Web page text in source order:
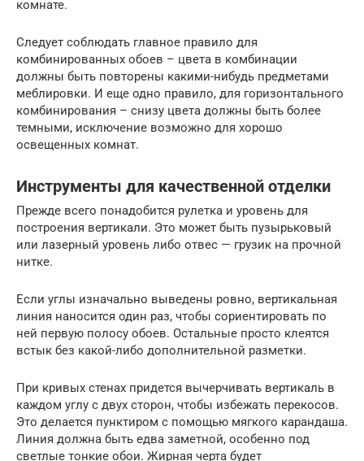
комнате.
Следует соблюдать главное правило для
комбинированных обоев – цвета в комбинации
должны быть повторены какими-нибудь предметами
меблировки. И еще одно правило, для горизонтального
комбинирования – снизу цвета должны быть более
темными, исключение возможно для хорошо
освещенных комнат.
Инструменты для качественной отделки
Прежде всего понадобится рулетка и уровень для
построения вертикали. Это может быть пузырьковый
или лазерный уровень либо отвес — грузик на прочной
нитке.
Если углы изначально выведены ровно, вертикальная
линия наносится один раз, чтобы сориентировать по
ней первую полосу обоев. Остальные просто клеятся
встык без какой-либо дополнительной разметки.
При кривых стенах придется вычерчивать вертикаль в
каждом углу с двух сторон, чтобы избежать перекосов.
Это делается пунктиром с помощью мягкого карандаша.
Линия должна быть едва заметной, особенно под
светлые тонкие обои. Жирная черта будет